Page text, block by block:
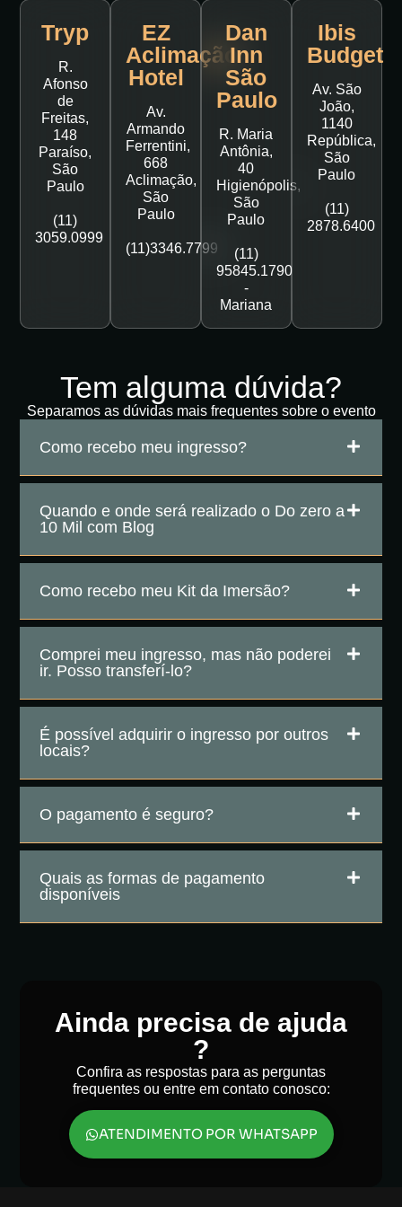
Tryp
R.
Afonso
de
Freitas,
148
Paraíso,
São
Paulo
(11)
3059.0999
EZ
Aclimação
Hotel
Av.
Armando
Ferrentini,
668
Aclimação,
São
Paulo
(11)3346.7799
Dan
Inn
São
Paulo
R. Maria
Antônia,
40
Higienópolis,
São
Paulo
(11)
95845.1790
-
Mariana
Ibis
Budget
Av. São
João,
1140
República,
São
Paulo
(11)
2878.6400
Tem alguma dúvida?
Separamos as dúvidas mais frequentes sobre o evento
Como recebo meu ingresso?
Quando e onde será realizado o Do zero a
10 Mil com Blog
Como recebo meu Kit da Imersão?
Comprei meu ingresso, mas não poderei
ir. Posso transferí-lo?
É possível adquirir o ingresso por outros
locais?
O pagamento é seguro?
Quais as formas de pagamento
disponíveis
Ainda precisa de ajuda
?
Confira as respostas para as perguntas
frequentes ou entre em contato conosco:
ATENDIMENTO POR WHATSAPP